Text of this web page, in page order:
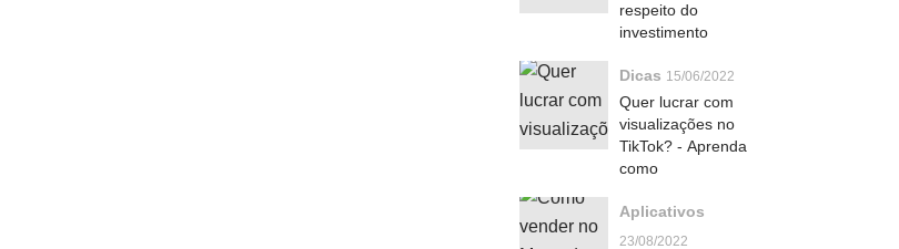
respeito do
investimento
Dicas 15/06/2022
Quer lucrar com
visualizações no
TikTok? - Aprenda
como
Aplicativos
23/08/2022